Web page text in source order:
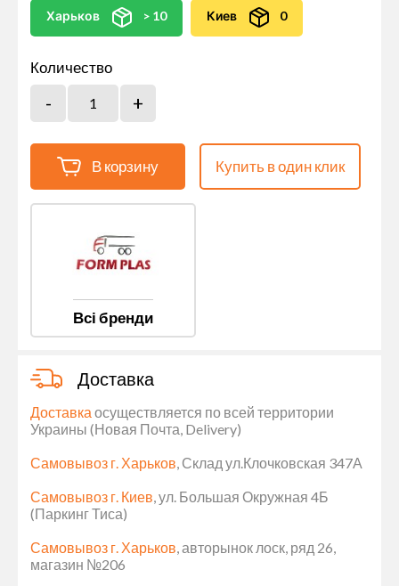
Харьков > 10 Киев 0
Количество
В корзину Купить в один клик
Всі бренди
Доставка
Доставка осуществляется по всей территории
Украины (Новая Почта, Delivery)
Самовывоз г. Харьков, Склад ул.Клочковская 347А
Самовывоз г. Киев, ул. Большая Окружная 4Б
(Паркинг Тиса)
Самовывоз г. Харьков, авторынок лоск, ряд 26,
магазин №206